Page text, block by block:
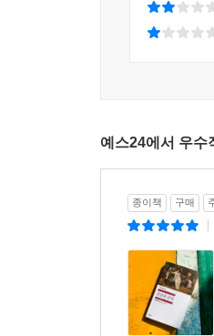
예스24에서 우수
종이책 구매